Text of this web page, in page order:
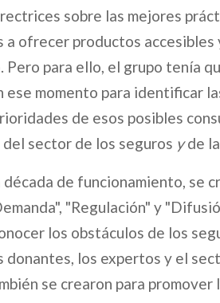
sobre las mejores
a ofrecer productos
Pero para ello, el grupo tenía
ese momento para identificar
de esos posibles
sector de los seguros yde
década de funcionamiento, se
"Regulación" y
los obstáculos de los
donantes, los expertos y el
se crearon para